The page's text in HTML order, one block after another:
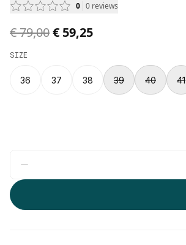
0 0 reviews
Original price was € 79,00.
€ 79,00Current price is € 59,25.
€ 59,25
SIZE
36 37 38 39 40 41